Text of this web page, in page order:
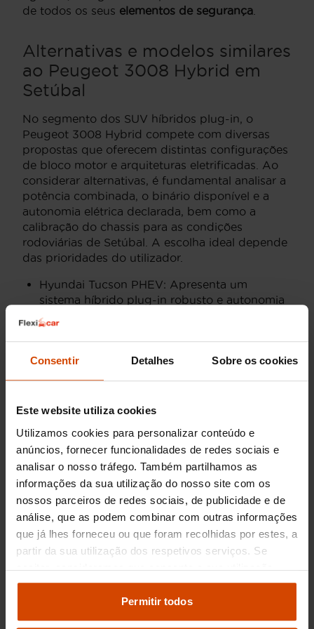
Consentir Detalhes Sobre os cookies
Este website utiliza cookies
Utilizamos cookies para personalizar conteúdo e
anúncios, fornecer funcionalidades de redes sociais e
analisar o nosso tráfego. Também partilhamos as
informações da sua utilização do nosso site com os
nossos parceiros de redes sociais, de publicidade e de
análise, que as podem combinar com outras informações
que já lhes forneceu ou que foram recolhidas por estes, a
partir da sua utilização dos respetivos serviços. Se
aceitar, consideramos que consente a sua utilização.
Pode modificar as suas opções de consentimento e
definições de cookies
definições e saber mais na nossapolítica de
Permitir todos
de todos os seus elementos de segurança
Alternativas e modelos similares
ao Peugeot 3008 Hybrid em
Setúbal
No segmento dos SUV híbridos plug-in, o
Peugeot 3008 Hybrid compete com diversas
propostas que oferecem distintas configurações
de bloco motor e arquiteturas eletrificadas. Ao
considerar alternativas, é fundamental analisar a
potência combinada, o binário disponível e a
autonomia elétrica declarada, bem como a
calibração do chassis para as condições
rodoviárias de Setúbal. A escolha ideal depende
das prioridades do utilizador.
Hyundai Tucson PHEV: Apresenta um
sistema híbrido plug-in robusto e autonomia
elétrica competitiva para trajetos diários.
na transição suave entre motores.
sua robustez e pelo sistema híbrido
preço de aquisição geralmente mais elevado.
Citroën C5 Aircross Hybrid: Partilha o bloco
motor com o 3008 Hybrid, mas com um foco
maior no conforto da suspensão.
Opel Grandland Hybrid: Utiliza a mesma
arquitetura eletrificada do grupo Stellantis,
oferecendo performance similar e um chassis
competente.
Fiabilidade do stock de
Peugeot 3008 Hybrid